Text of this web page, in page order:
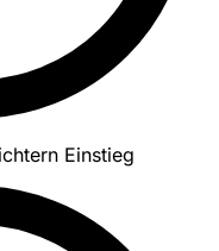
Einstieg